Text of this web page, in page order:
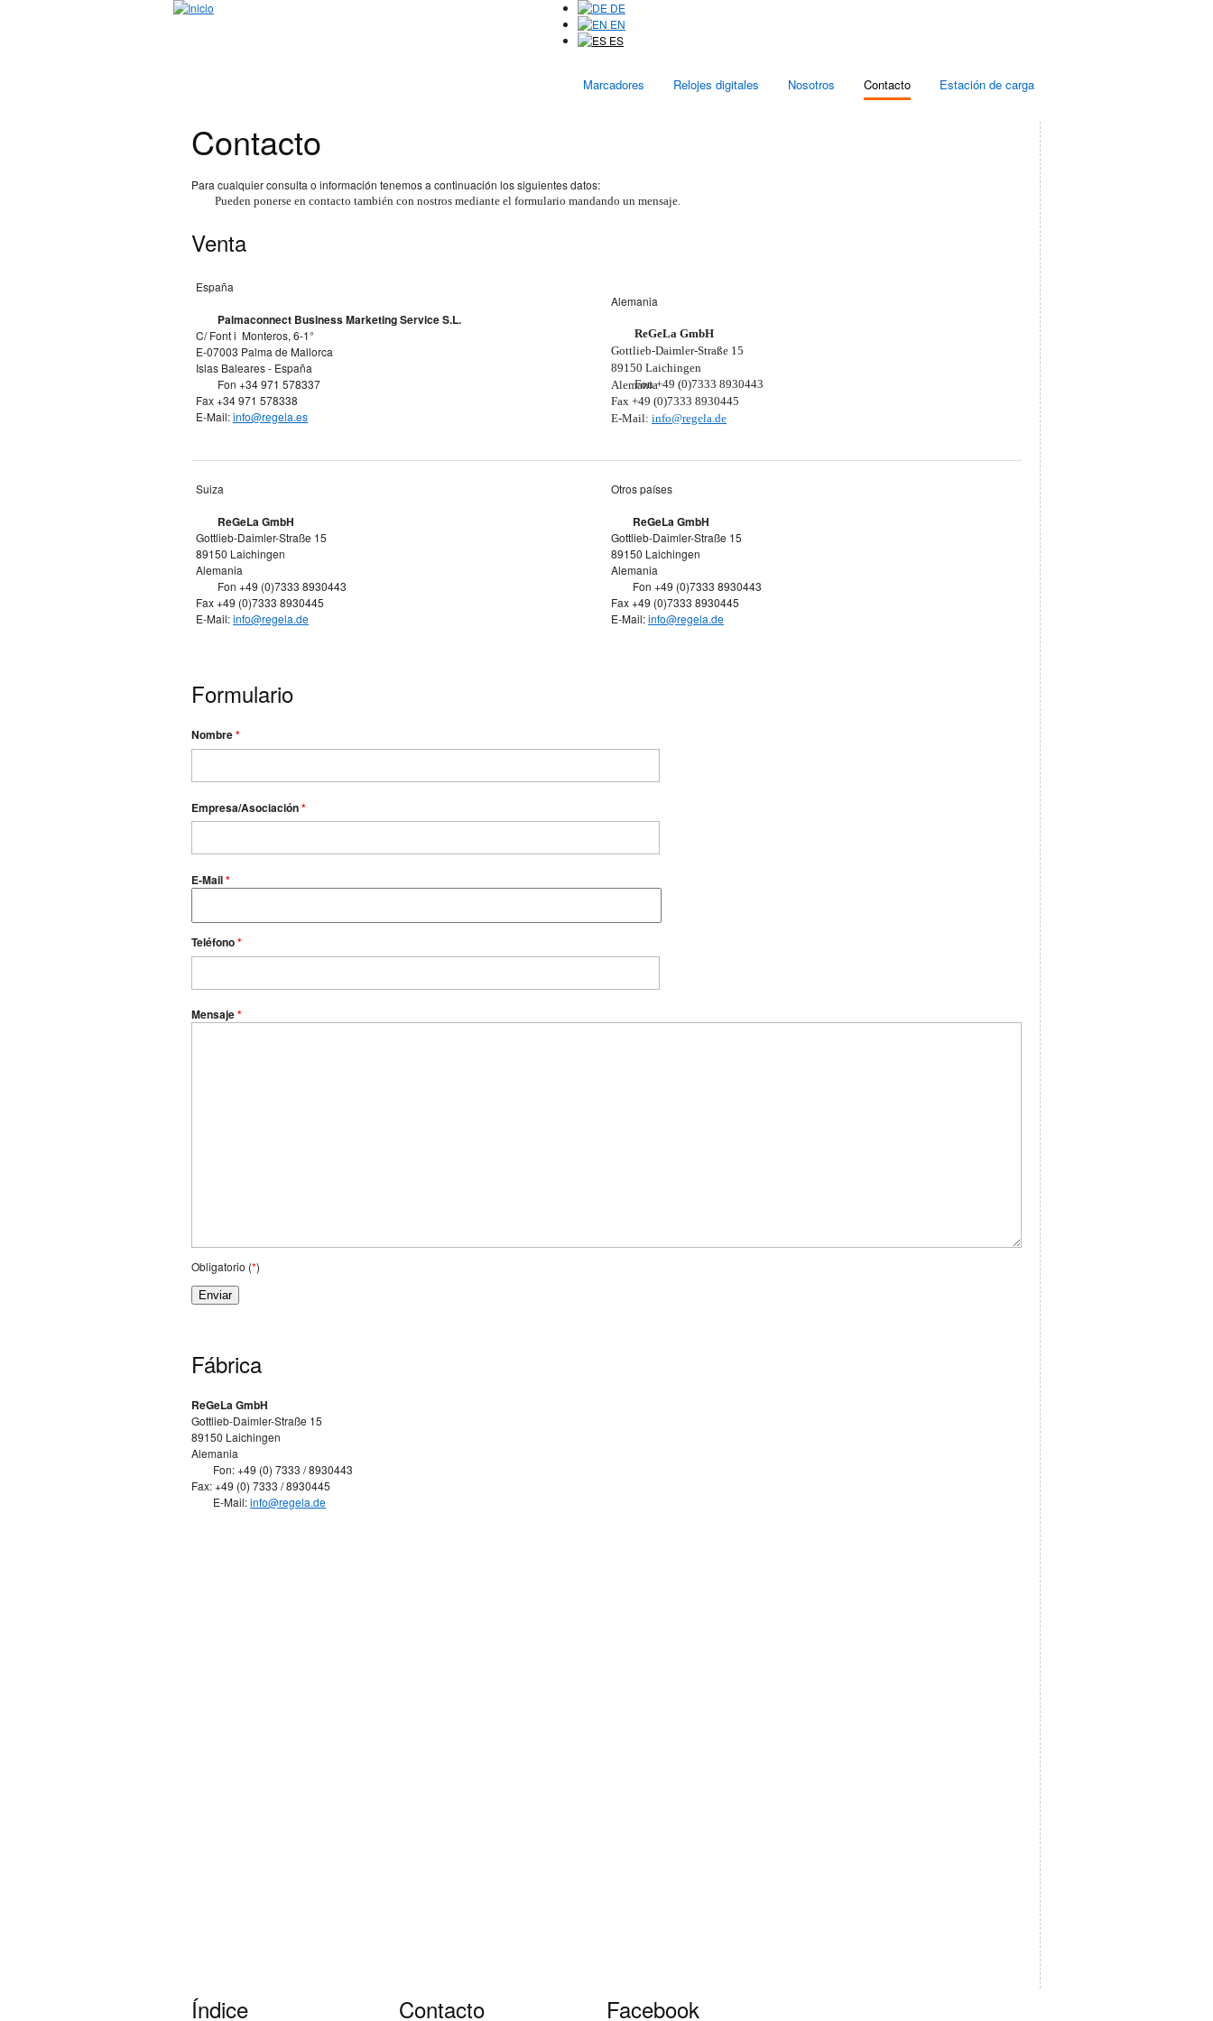
DE
EN
ES
Marcadores Relojes digitales Nosotros Contacto Estación de carga
Contacto
Para cualquier consulta o información tenemos a continuación los siguientes datos:
Pueden ponerse en contacto también con nostros mediante el formulario mandando un mensaje.
Venta
España
Palmaconnect Business Marketing Service S.L.
C/ Font i Monteros, 6-1°
E-07003 Palma de Mallorca
Islas Baleares - España
Fon +34 971 578337
Fax +34 971 578338
E-Mail:info@regela.es
Alemania
ReGeLa GmbH
Gottlieb-Daimler-Straße 15
89150 Laichingen
AlemaniaFon +49 (0)7333 8930443
Fax +49 (0)7333 8930445
E-Mail: info@regela.de
Suiza
ReGeLa GmbH
Gottlieb-Daimler-Straße 15
89150 Laichingen
Alemania
Fon +49 (0)7333 8930443
Fax +49 (0)7333 8930445
E-Mail:info@regela.de
Otros países
ReGeLa GmbH
Gottlieb-Daimler-Straße 15
89150 Laichingen
Alemania
Fon +49 (0)7333 8930443
Fax +49 (0)7333 8930445
E-Mail:info@regela.de
Formulario
Nombre*
Empresa/Asociación*
E-Mail*
Teléfono*
Mensaje*
Obligatorio (*)
Fábrica
ReGeLa GmbH
Gottlieb-Daimler-Straße 15
89150 Laichingen
Alemania
Fon: +49 (0) 7333 / 8930443
Fax: +49 (0) 7333 / 8930445
E-Mail:info@regela.de
Índice Contacto Facebook